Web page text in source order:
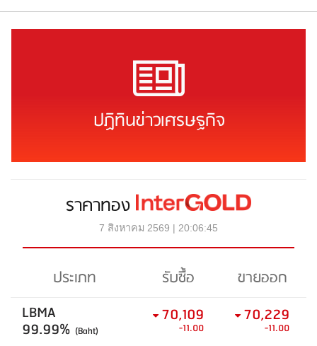
ปฏิทินข่าวเศรษฐกิจ
ราคาทอง
7 สิงหาคม 2569 | 20:06:45
ประเภท รับซื้อ
ขายออก
LBMA
99.99% (Baht)
70,109
-11.00
70,229
-11.00